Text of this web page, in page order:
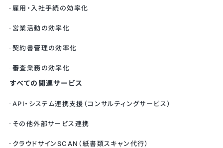
雇用・入社手続の効率化
営業活動の効率化
契約書管理の効率化
審査業務の効率化
すべての関連サービス
API・システム連携支援（コンサルティングサービス）
その他外部サービス連携
クラウドサインSCAN（紙書類スキャン代行）